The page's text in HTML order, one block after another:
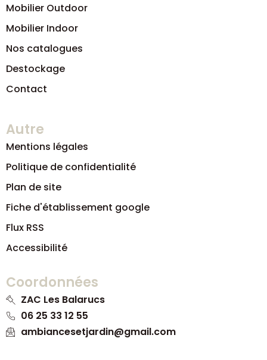
Mobilier Outdoor
Mobilier Indoor
Nos catalogues
Destockage
Contact
Autre
Mentions légales
Politique de confidentialité
Plan de site
Fiche d'établissement google
Flux RSS
Accessibilité
Coordonnées
ZAC Les Balarucs
06 25 33 12 55
ambiancesetjardin@gmail.com